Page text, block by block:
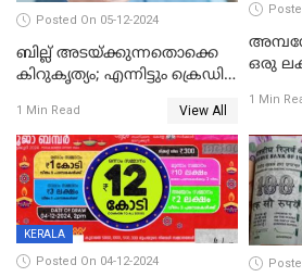
Posted On 05-12-2024
ബില്ല് അടയ്ക്കുന്നതൊക്കെ
കിറുകൃത്യം; എന്നിട്ടും ക്രെഡിറ്റ്
കൂടുന്നില്ലേ? കാരണം ഇതാണ്
1 Min Read View All
ഒരു
1 Min
KERALA
Posted On 04-12-2024